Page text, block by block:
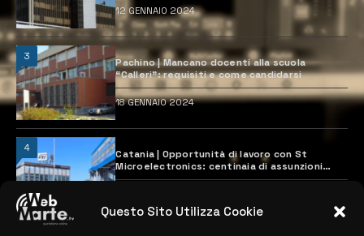
Questo Sito Utilizza Cookie
12 GENNAIO 2024
3
Pachino | Mancano docenti alla scuola
“Calleri”: requisiti e come candidarsi
18 GENNAIO 2024
4
Catania | Opportunità di lavoro con St
Microelectronics: centinaia di assunzioni
previste